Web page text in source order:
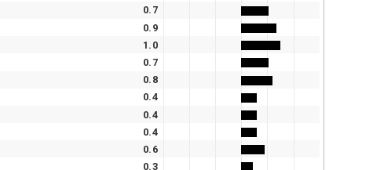
0.7
0.9
1.0
0.7
0.8
0.4
0.4
0.4
0.6
0.3